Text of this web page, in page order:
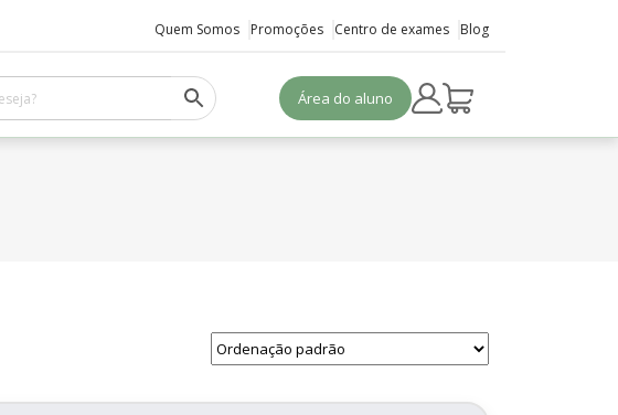
Área do aluno
Quem Somos Promoções Centro de exames Blog